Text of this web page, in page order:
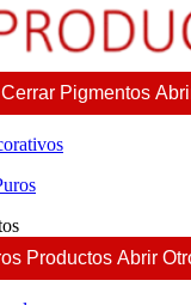
Cerrar Pigmentos
Productos Abrir